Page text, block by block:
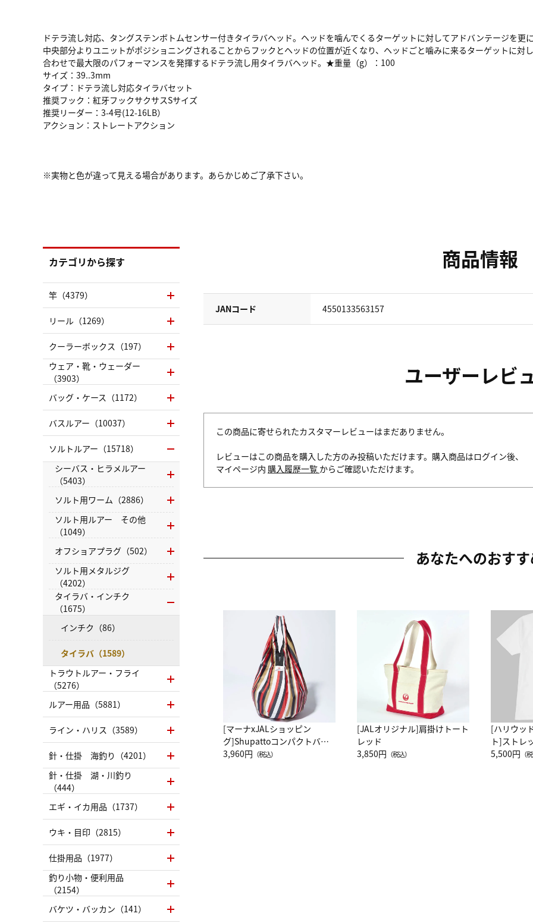
ドテラ流し対応、タングステンボトムセンサー付きタイラバヘッド。ヘッドを噛んでくるターゲットに対してアドバンテージを
中央部分よりユニットがポジショニングされることからフックとヘッドの位置が近くなり、ヘッドごと噛みに来るターゲットに
合わせで最大限のパフォーマンスを発揮するドテラ流し用タイラバヘッド。★重量（g）：100
サイズ：39..3mm
タイプ：ドテラ流し対応タイラバセット
推奨フック：紅牙フックサクサスSサイズ
推奨リーダー：3-4号(12-16LB）
アクション：ストレートアクション
※実物と色が違って見える場合があります。あらかじめご了承下さい。
商品情報
JANコード 4550133563157
ユーザーレビ
この商品に寄せられたカスタマーレビューはまだありません。
レビューはこの商品を購入した方のみ投稿いただけます。購入商品はログイン後、
マイページ内 購入履歴一覧 からご確認いただけます。
あなたへのおす
[マーナxJALショッピン
グ]Shupattoコンパクトバッ
グ Drop JAL客室乗務員
3,960円 （税込）
[JALオリジナル]肩掛けトート
レッド
3,850円 （税込）
[ハリウッ
ト]ストレ
ーネック
5,500円 （
カテゴリから探す
竿（4379）
リール（1269）
クーラーボックス（197）
ウェア・靴・ウェーダー
（3903）
バッグ・ケース（1172）
バスルアー（10037）
ソルトルアー（15718）
シーバス・ヒラメルアー
（5403）
ソルト用ワーム（2886）
ソルト用ルアー その他
（1049）
オフショアプラグ（502）
ソルト用メタルジグ
（4202）
タイラバ・インチク
（1675）
インチク（86）
タイラバ（1589）
トラウトルアー・フライ
（5276）
ルアー用品（5881）
ライン・ハリス（3589）
針・仕掛 海釣り（4201）
針・仕掛 湖・川釣り
（444）
エギ・イカ用品（1737）
ウキ・目印（2815）
仕掛用品（1977）
釣り小物・便利用品
（2154）
バケツ・バッカン（141）